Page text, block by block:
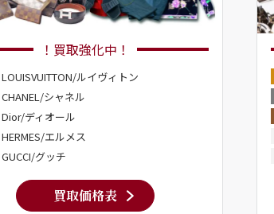
！買取強化中！
LOUISVUITTON/ルイヴィトン
CHANEL/シャネル
Dior/ディオール
HERMES/エルメス
GUCCI/グッチ
買取価格表